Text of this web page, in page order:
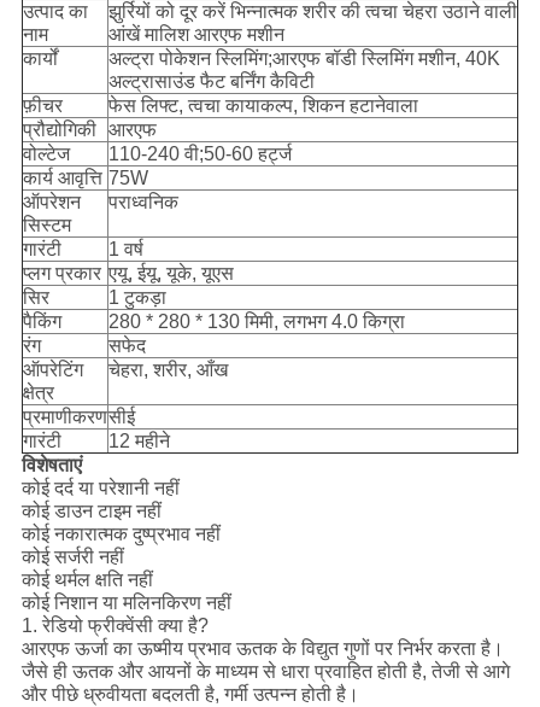
उत्पाद का
नाम
झुर्रियों को दूर करें भिन्नात्मक शरीर की त्वचा चेहरा उठाने वाली
आंखें मालिश आरएफ मशीन
कार्यों
अल्ट्रा पोकेशन स्लिमिंग;आरएफ बॉडी स्लिमिंग मशीन, 40K
अल्ट्रासाउंड फैट बर्निंग कैविटी
फ़ीचर
फेस लिफ्ट, त्वचा कायाकल्प, शिकन हटानेवाला
प्रौद्योगिकी आरएफ
वोल्टेज
110-240 वी;50-60 हर्ट्ज
कार्य आवृत्ति 75W
ऑपरेशन
सिस्टम
पराध्वनिक
गारंटी
1 वर्ष
प्लग प्रकार एयू, ईयू, यूके, यूएस
सिर
1 टुकड़ा
पैकिंग
280 * 280 * 130 मिमी, लगभग 4.0 किग्रा
रंग
सफेद
ऑपरेटिंग
क्षेत्र
चेहरा, शरीर, आँख
प्रमाणीकरणसीई
गारंटी
12 महीने
विशेषताएं
कोई दर्द या परेशानी नहीं
कोई डाउन टाइम नहीं
कोई नकारात्मक दुष्प्रभाव नहीं
कोई सर्जरी नहीं
कोई थर्मल क्षति नहीं
कोई निशान या मलिनकिरण नहीं
1. रेडियो फ्रीक्वेंसी क्या है?
आरएफ ऊर्जा का ऊष्मीय प्रभाव ऊतक के विद्युत गुणों पर निर्भर करता है।
जैसे ही ऊतक और आयनों के माध्यम से धारा प्रवाहित होती है, तेजी से आगे
और पीछे ध्रुवीयता बदलती है, गर्मी उत्पन्न होती है।